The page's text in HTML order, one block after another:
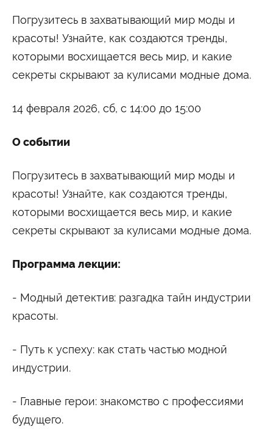
Студенту
Военно-учетный стол
Полезные ссылки
Антиплагиат
Карта москвича
Центр правовой помощи
Новости и Объявления
Второе высшее
Формы обучения
Очная форма обучения
Очно-заочная форма обучения
Заочная форма обучения
Мероприятия
Выездные студенческие мероприятия
Университетские субботы
Контакты
Администрация
Подписаться на нас
Министерство науки и высшего образования
Российской Федерации
Погрузитесь в захватывающий мир моды и
красоты! Узнайте, как создаются тренды,
которыми восхищается весь мир, и какие
секреты скрывают за кулисами модные дома.
14 февраля 2026, сб, c 14:00 до 15:00
О событии
Погрузитесь в захватывающий мир моды и
красоты! Узнайте, как создаются тренды,
которыми восхищается весь мир, и какие
секреты скрывают за кулисами модные дома.
Программа лекции:
- Модный детектив: разгадка тайн индустрии
красоты.
- Путь к успеху: как стать частью модной
индустрии.
- Главные герои: знакомство с профессиями
будущего.